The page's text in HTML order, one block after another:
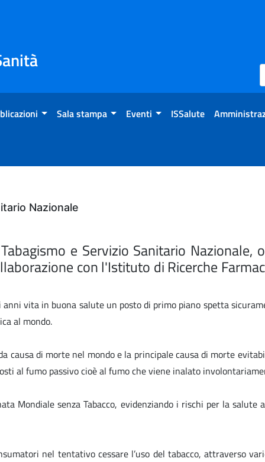
Sala stampa Eventi ISSalute
Nazionale
e Servizio Sanitario
con l'Istituto di Ricerche
vita in buona salute un posto di primo piano spetta
al mondo.
causa di morte nel mondo e la principale causa di morte
al fumo passivo cioè al fumo che viene inalato
Mondiale senza Tabacco, evidenziando i rischi per la salute
nel tentativo cessare l’uso del tabacco, attraverso